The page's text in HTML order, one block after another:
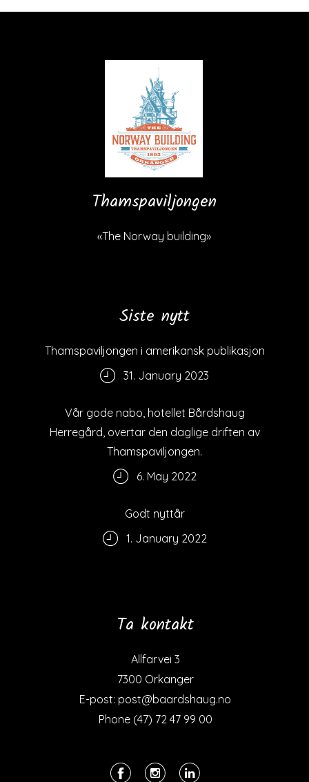
Thamspaviljongen
«The Norway building»
Siste nytt
Thamspaviljongen i amerikansk publikasjon
31. January 2023
Vår gode nabo, hotellet Bårdshaug
Herregård, overtar den daglige driften av
Thamspaviljongen.
6. May 2022
Godt nyttår
1. January 2022
Ta kontakt
Allfarvei 3
7300 Orkanger
E-post: post@baardshaug.no
Phone (47) 72 47 99 00